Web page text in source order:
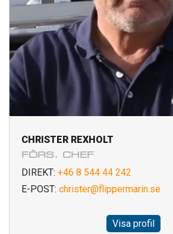
CHRISTER REXHOLT
FÖRS. CHEF
DIREKT: +46 8 544 44 242
E-POST: christer@flippermarin.se
Visa profil